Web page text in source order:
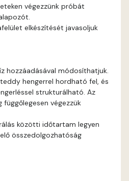
Brick C
Caramel B
Caramel C
Citrus B
végezzünk próbát
elkészítését javasoljuk
hozzáadásával módosíthatjuk.
hengerrel hordható fel, és
strukturálható. Az
végezzük
közötti időtartam legyen
összedolgozhatóság